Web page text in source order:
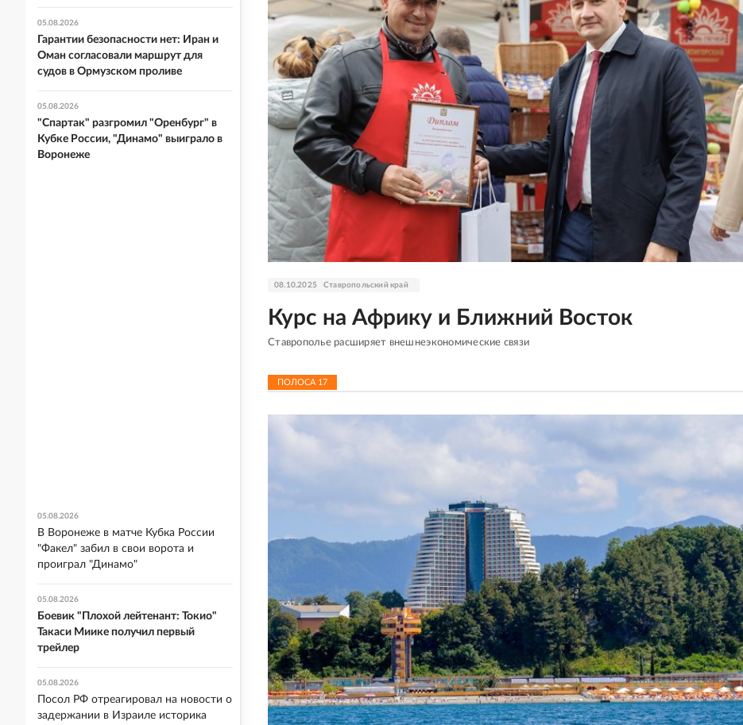
08.10.2025 Ставропольский край
Курс на Африку и Ближний Восток
Ставрополье расширяет внешнеэкономические связи
ПОЛОСА 17
05.08.2026
Гарантии безопасности нет: Иран и
Оман согласовали маршрут для
судов в Ормузском проливе
05.08.2026
"Спартак" разгромил "Оренбург" в
Кубке России, "Динамо" выиграло в
Воронеже
05.08.2026
В Воронеже в матче Кубка России
"Факел" забил в свои ворота и
проиграл "Динамо"
05.08.2026
Боевик "Плохой лейтенант: Токио"
Такаси Миике получил первый
трейлер
05.08.2026
Посол РФ отреагировал на новости о
задержании в Израиле историка